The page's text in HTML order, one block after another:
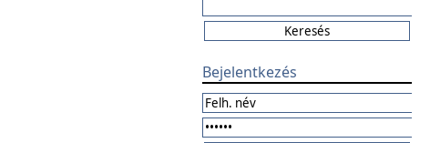
Bejelentkezés